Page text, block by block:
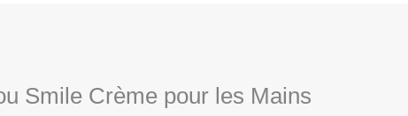
Smile Crème pour les Mains